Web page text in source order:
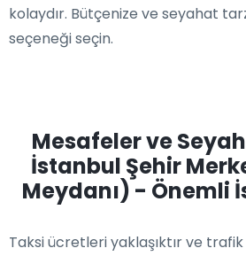
kolaydır. Bütçenize ve seyahat
seçeneği seçin.
Mesafeler ve
İstanbul Şehir
Meydanı) - Önemli
Taksi ücretleri yaklaşıktır ve